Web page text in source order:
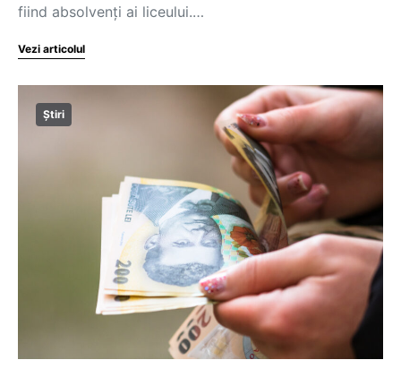
fiind absolvenți ai liceului.…
Vezi articolul
Știri